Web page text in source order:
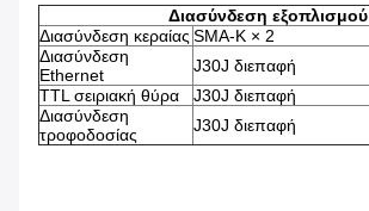
Διασύνδεση εξοπλισμού
Διασύνδεση κεραίας SMA-K × 2
Διασύνδεση
Ethernet
J30J διεπαφή
TTL σειριακή θύρα
J30J διεπαφή
Διασύνδεση
τροφοδοσίας
J30J διεπαφή